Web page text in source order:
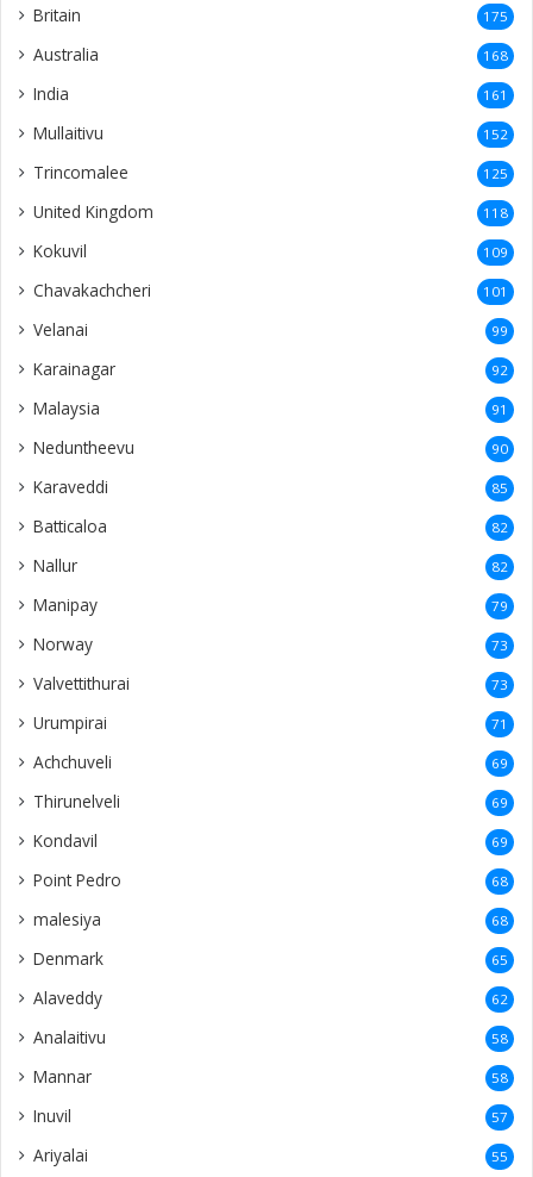
Britain 175
Australia 168
India 161
Mullaitivu 152
Trincomalee 125
United Kingdom 118
Kokuvil 109
Chavakachcheri 101
Velanai 99
Karainagar 92
Malaysia 91
Neduntheevu 90
Karaveddi 85
Batticaloa 82
Nallur 82
Manipay 79
Norway 73
Valvettithurai 73
Urumpirai 71
Achchuveli 69
Thirunelveli 69
Kondavil 69
Point Pedro 68
malesiya 68
Denmark 65
Alaveddy 62
Analaitivu 58
Mannar 58
Inuvil 57
Ariyalai 55